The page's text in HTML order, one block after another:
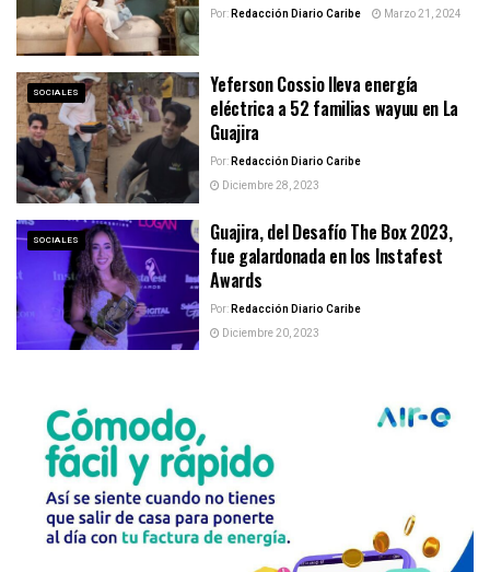
Por:Redacción Diario Caribe Marzo 21, 2024
SOCIALES
Yeferson Cossio lleva energía
eléctrica a 52 familias wayuu en La
Guajira
Por:Redacción Diario Caribe
Diciembre 28, 2023
SOCIALES
Guajira, del Desafío The Box 2023,
fue galardonada en los Instafest
Awards
Por:Redacción Diario Caribe
Diciembre 20, 2023